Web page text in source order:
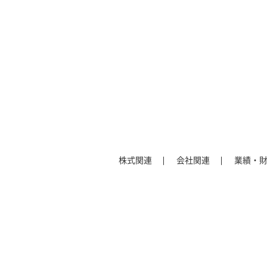
株式関連 会社関連 業績・